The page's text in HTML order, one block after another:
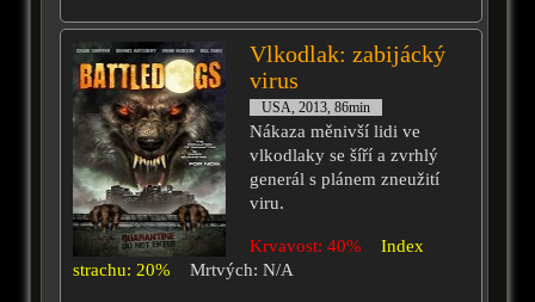
Vlkodlak: zabijácký
virus
USA, 2013, 86min
Nákaza měnivší lidi ve
vlkodlaky se šíří a zvrhlý
generál s plánem zneužití
viru.
Krvavost: 40%
Index
strachu: 20%
Mrtvých: N/A